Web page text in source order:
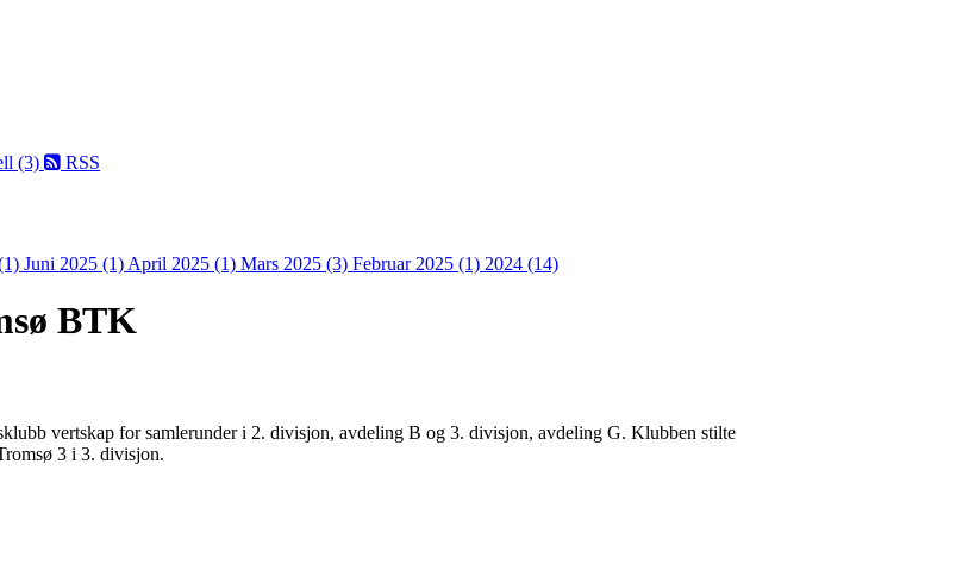
(3) RSS
Juni 2025 (1) April 2025 (1) Mars 2025 (3) Februar 2025 (1) 2024 (14)
BTK
vertskap for samlerunder i 2. divisjon, avdeling B og 3. divisjon, avdeling G. Klubben stilte
3 i 3. divisjon.